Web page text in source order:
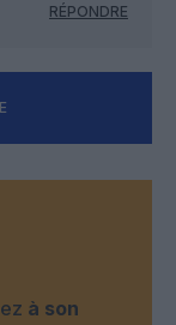
RÉPONDRE
à son